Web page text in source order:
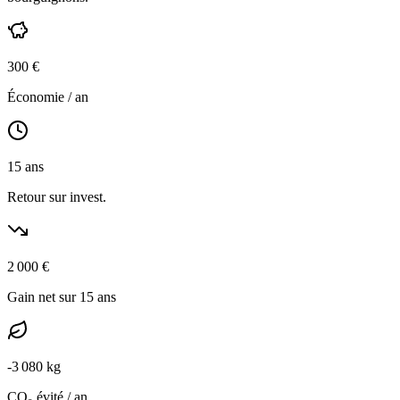
300 €
Économie / an
15 ans
Retour sur invest.
2 000 €
Gain net sur 15 ans
-3 080 kg